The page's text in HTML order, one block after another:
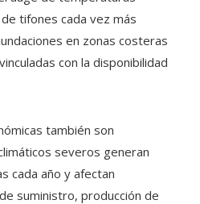
tifones cada vez más
en zonas costeras
con la disponibilidad
también son
severos generan
cada año y afectan
suministro, producción de